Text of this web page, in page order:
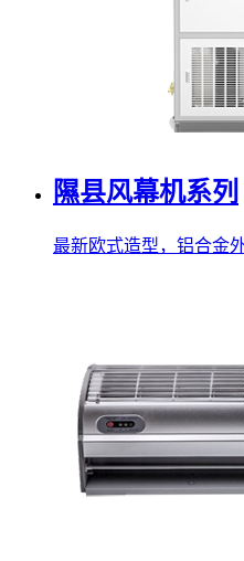
隰县风幕机系列
最新欧式造型，铝合金